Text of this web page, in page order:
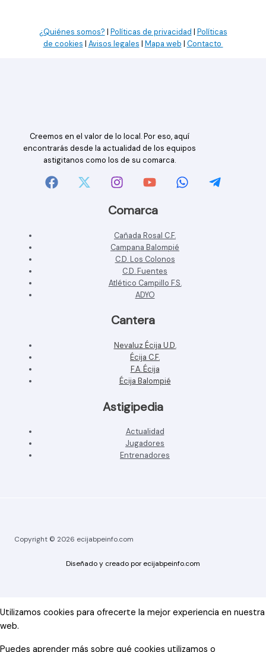
¿Quiénes somos? | Políticas de privacidad | Políticas
de cookies | Avisos legales | Mapa web | Contacto
Creemos en el valor de lo local. Por eso, aquí
encontrarás desde la actualidad de los equipos
astigitanos como los de su comarca.
Comarca
Cañada Rosal C.F.
Campana Balompié
C.D. Los Colonos
C.D. Fuentes
Atlético Campillo F.S.
ADYO
Cantera
Nevaluz Écija U.D.
Écija C.F.
F.A. Écija
Écija Balompié
Astigipedia
Actualidad
Jugadores
Entrenadores
Copyright © 2026 ecijabpeinfo.com
Diseñado y creado por ecijabpeinfo.com
Utilizamos cookies para ofrecerte la mejor experiencia en nuestra
web.
Puedes aprender más sobre qué cookies utilizamos o